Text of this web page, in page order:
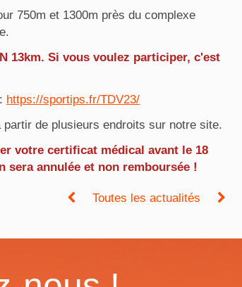
750m et 1300m près du complexe
13km. Si vous voulez participer, c'est
https://sportips.fr/TDV23/
de plusieurs endroits sur notre site.
votre certificat médical avant le 18
annulée et non remboursée !
Toutes les actualités